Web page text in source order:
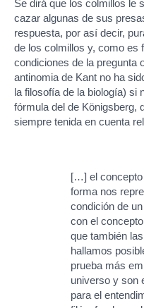
Se dirá que los colmillos le
cazar algunas de sus
respuesta, por así decir,
de los colmillos y, como es
condiciones de la pregunta
antinomia de Kant no ha
la filosofía de la biología) si
fórmula del de Königsberg,
siempre tenida en cuenta
[…] el concepto
forma nos
condición de
con el
que también
hallamos
prueba más
universo y son
para el